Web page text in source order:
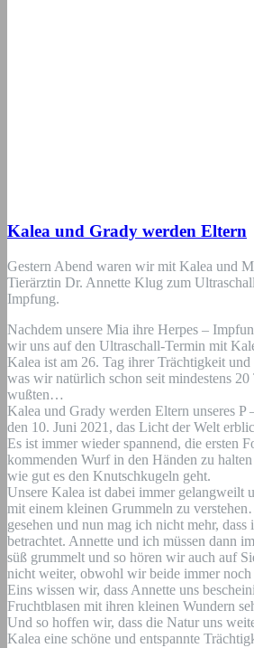
Kalea und Grady werden Eltern
Gestern Abend waren wir mit Kalea und
Tierärztin Dr. Annette Klug zum
Impfung.
Nachdem unsere Mia ihre Herpes –
wir uns auf den Ultraschall-Termin mit
Kalea ist am 26. Tag ihrer Trächtigkeit
was wir natürlich schon seit mindestens 20
wußten…
Kalea und Grady werden Eltern unseres P
den 10. Juni 2021, das Licht der Welt
Es ist immer wieder spannend, die ersten
kommenden Wurf in den Händen zu
wie gut es den Knutschkugeln geht.
Unsere Kalea ist dabei immer gelangweilt
mit einem kleinen Grummeln zu
gesehen und nun mag ich nicht mehr,
betrachtet. Annette und ich müssen dann
süß grummelt und so hören wir auch auf
nicht weiter, obwohl wir beide immer noch
Eins wissen wir, dass Annette uns
Fruchtblasen mit ihren kleinen Wundern
Und so hoffen wir, dass die Natur uns
Kalea eine schöne und entspannte